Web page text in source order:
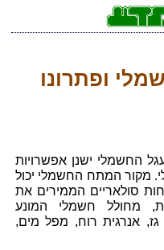
ופתרונו
החשמלי ישנן אפשרויות
מקור המתח החשמלי יכול
סולאריים הממירים את
מחולל חשמלי המונע
אנרגית רוח, מפל מים,